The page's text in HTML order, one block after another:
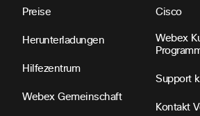
Preise
Herunterladungen
Hilfezentrum
Webex Gemeinschaft
Cisco
Webex
Support
Kontakt